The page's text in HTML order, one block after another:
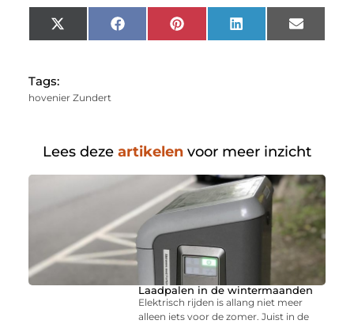
X
(Twitter)
FacebookPinterest LinkedIn Email
Tags:
hovenier Zundert
Lees deze artikelen voor meer inzicht
Laadpalen in de wintermaanden
Elektrisch rijden is allang niet meer
alleen iets voor de zomer. Juist in de